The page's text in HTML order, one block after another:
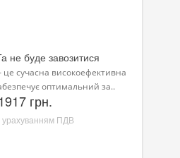
не буде завозитися
це сучасна високоефективна
оптимальний за..
грн.
урахуванням ПДВ